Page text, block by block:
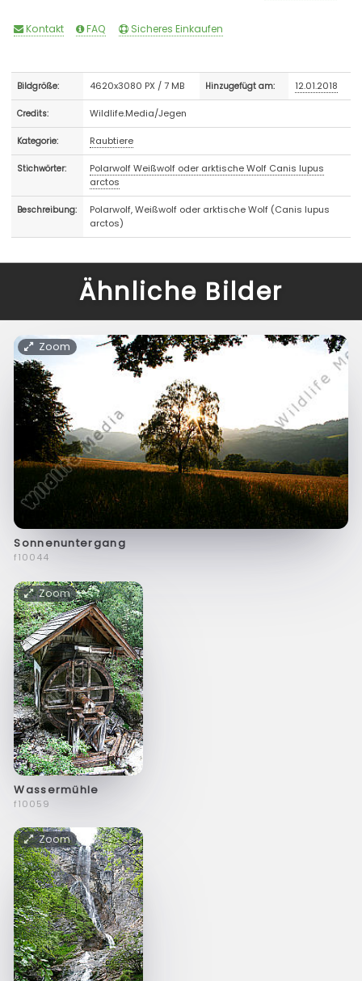
Kontakt FAQ Sicheres Einkaufen
Bildgröße: 4620x3080 PX / 7 MB Hinzugefügt am: 12.01.2018
Credits: Wildlife.Media/Jegen
Kategorie: Raubtiere
Stichwörter:
Polarwolf Weißwolf oder arktische Wolf Canis lupus
arctos
Beschreibung:
Polarwolf, Weißwolf oder arktische Wolf (Canis lupus
arctos)
Ähnliche Bilder
Zoom
Sonnenuntergang
f10044
Zoom
Wassermühle
f10059
Zoom